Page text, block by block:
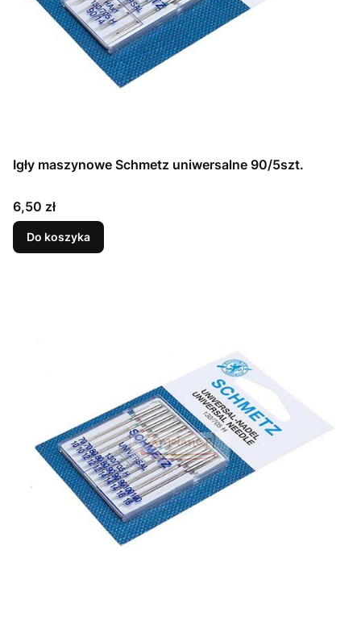
Igły maszynowe Schmetz uniwersalne 90/5szt.
Cena
6,50 zł
Do koszyka